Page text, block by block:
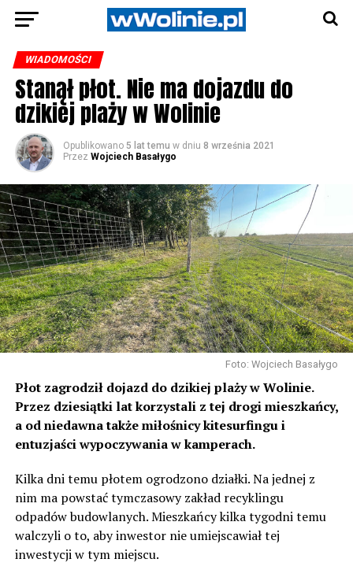
WIADOMOŚCI
Stanął płot. Nie ma dojazdu do
dzikiej plaży w Wolinie
Opublikowano 5 lat temu w dniu 8 września 2021
Przez Wojciech Basałygo
Foto: Wojciech Basałygo
Płot zagrodził dojazd do dzikiej plaży w Wolinie.
Przez dziesiątki lat korzystali z tej drogi mieszkańcy,
a od niedawna także miłośnicy kitesurfingu i
entuzjaści wypoczywania w kamperach.
Kilka dni temu płotem ogrodzono działki. Na jednej z
nim ma powstać tymczasowy zakład recyklingu
odpadów budowlanych. Mieszkańcy kilka tygodni temu
walczyli o to, aby inwestor nie umiejscawiał tej
inwestycji w tym miejscu.